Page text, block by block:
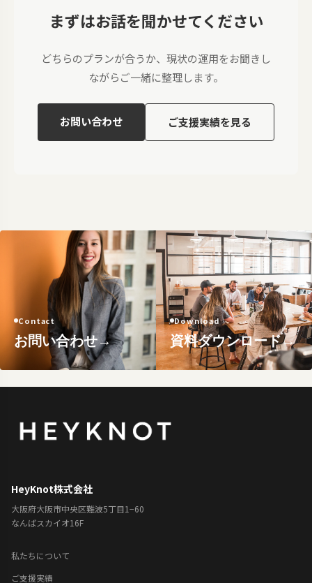
まずはお話を聞かせてください
どちらのプランが合うか、現状の運用をお聞きし
ながらご一緒に整理します。
お問い合わせ ご支援実績を見る
Contact
お問い合わせ→
Download
資料ダウンロード→
HeyKnot株式会社
大阪府大阪市中央区難波5丁目1−60
なんばスカイオ16F
私たちについて
ご支援実績